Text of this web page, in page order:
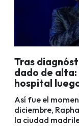
Tras
dado de alta:
hospital
Así fue el
diciembre,
la ciudad